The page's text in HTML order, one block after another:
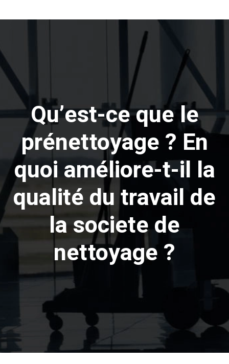
Qu’est-ce que le
prénettoyage ? En
quoi améliore-t-il la
qualité du travail de
la societe de
nettoyage ?